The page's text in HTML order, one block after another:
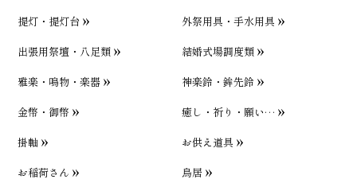
提灯・提灯台
外祭用具・手水用具
出張用祭壇・八足類
結婚式場調度類
雅楽・鳴物・楽器
神楽鈴・鉾先鈴
金幣・御幣
癒し・祈り・願い…
掛軸
お供え道具
お稲荷さん
鳥居